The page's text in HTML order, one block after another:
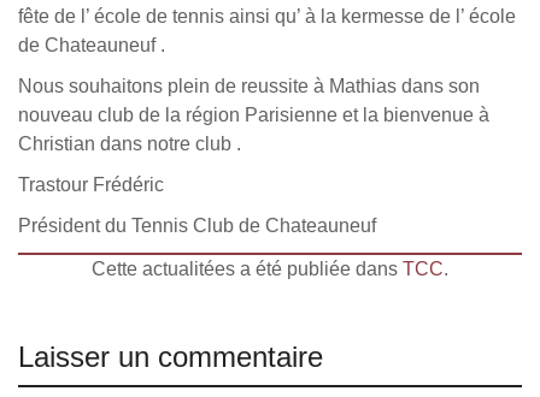
fête de l’ école de tennis ainsi qu’ à la kermesse de l’ école
de Chateauneuf .
Nous souhaitons plein de reussite à Mathias dans son
nouveau club de la région Parisienne et la bienvenue à
Christian dans notre club .
Trastour Frédéric
Président du Tennis Club de Chateauneuf
Cette actualitées a été publiée dans TCC.
Laisser un commentaire